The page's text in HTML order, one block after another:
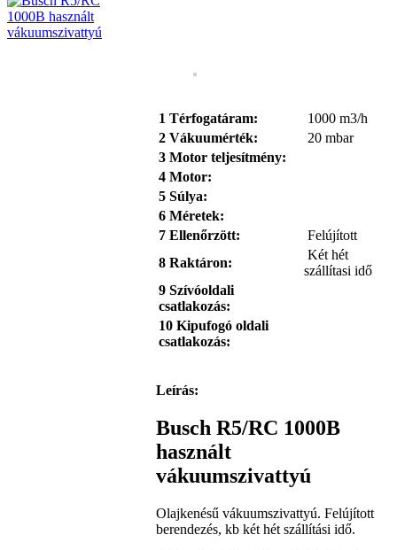
1 Térfogatáram:
1000 m3/h
2 Vákuumérték:
20 mbar
3 Motor teljesítmény:
4 Motor:
5 Súlya:
6 Méretek:
7 Ellenőrzött:
Felújított
8 Raktáron:
Két hét
szállítasi idő
9 Szívóoldali
csatlakozás:
10 Kipufogó oldali
csatlakozás:
Leírás:
Busch R5/RC 1000B
használt
vákuumszivattyú
Olajkenésű vákuumszivattyú. Felújított
berendezés, kb két hét szállítási idő.